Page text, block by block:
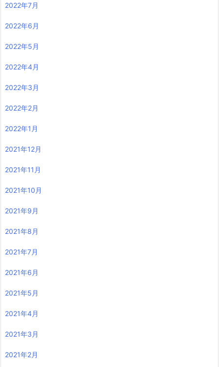
2022年7月
2022年6月
2022年5月
2022年4月
2022年3月
2022年2月
2022年1月
2021年12月
2021年11月
2021年10月
2021年9月
2021年8月
2021年7月
2021年6月
2021年5月
2021年4月
2021年3月
2021年2月